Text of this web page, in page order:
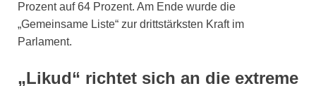
Prozent auf 64 Prozent. Am Ende wurde die
„Gemeinsame Liste“ zur drittstärksten Kraft im
Parlament.
„Likud“ richtet sich an die extreme